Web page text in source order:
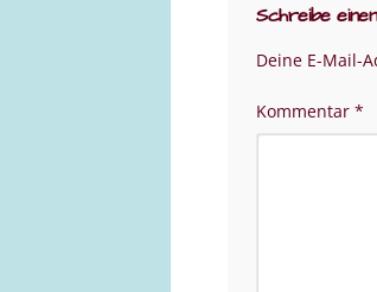
Schreibe
Deine E-Mail-
Kommentar *